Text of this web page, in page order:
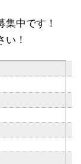
中です！
い！